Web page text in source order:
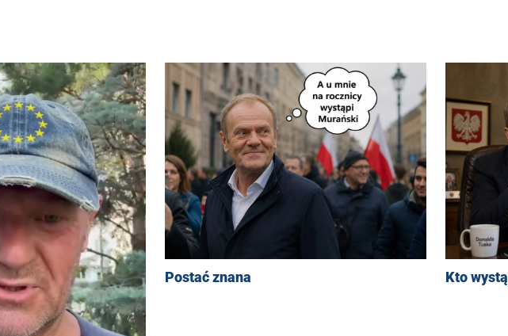
Postać znana Kto